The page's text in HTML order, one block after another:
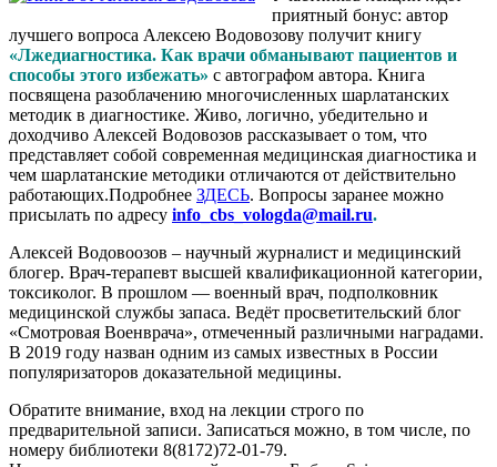
приятный бонус: автор
лучшего вопроса Алексею Водовозову получит книгу
«Лжедиагностика. Как врачи обманывают пациентов и
способы этого избежать» с автографом автора. Книга
посвящена разоблачению многочисленных шарлатанских
методик в диагностике. Живо, логично, убедительно и
доходчиво Алексей Водовозов рассказывает о том, что
представляет собой современная медицинская диагностика и
чем шарлатанские методики отличаются от действительно
работающих.Подробнее ЗДЕСЬ. Вопросы заранее можно
присылать по адресу info_cbs_vologda@mail.ru.
Алексей Водовоозов – научный журналист и медицинский
блогер. Врач-терапевт высшей квалификационной категории,
токсиколог. В прошлом — военный врач, подполковник
медицинской службы запаса. Ведёт просветительский блог
«Смотровая Военврача», отмеченный различными наградами.
В 2019 году назван одним из самых известных в России
популяризаторов доказательной медицины.
Обратите внимание, вход на лекции строго по
предварительной записи. Записаться можно, в том числе, по
номеру библиотеки 8(8172)72-01-79.